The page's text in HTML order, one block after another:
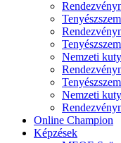
Nemzeti
Nemzeti
Online Champion
Képzések